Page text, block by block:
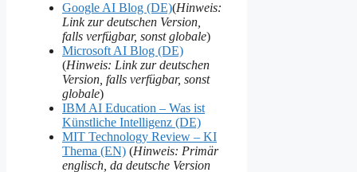
Google AI Blog (DE)(Hinweis:
Link zur deutschen Version,
falls verfügbar, sonst globale)
Microsoft AI Blog (DE)
(Hinweis: Link zur deutschen
Version, falls verfügbar, sonst
globale)
IBM AI Education – Was ist
Künstliche Intelligenz (DE)
MIT Technology Review – KI
Thema (EN) (Hinweis: Primär
englisch, da deutsche Version